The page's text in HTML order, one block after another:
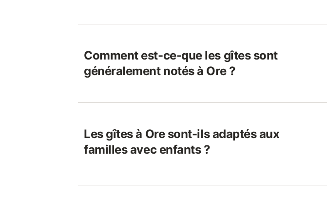
Comment est-ce-que les gîtes sont
généralement notés à Ore ?
Les gîtes à Ore sont-ils adaptés aux
familles avec enfants ?